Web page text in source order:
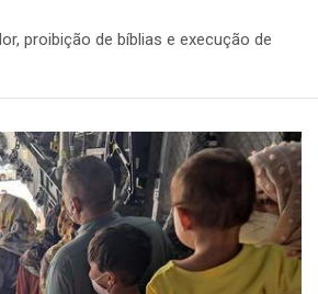
proibição de bíblias e execução de